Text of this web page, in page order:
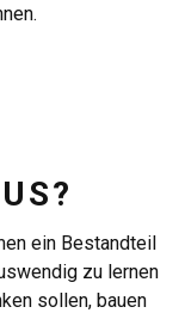
ein Bestandteil
zu lernen
sollen, bauen